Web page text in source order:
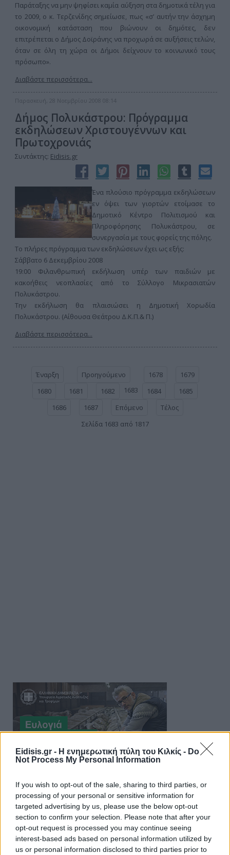
Eidisis.gr - Η ενημερωτική πύλη του Κιλκίς - Do
Not Process My Personal Information
If you wish to opt-out of the sale, sharing to third parties, or
processing of your personal or sensitive information for
targeted advertising by us, please use the below opt-out
section to confirm your selection. Please note that after your
opt-out request is processed you may continue seeing
interest-based ads based on personal information utilized by
us or personal information disclosed to third parties prior to
Παράταξης να μην ψηφίσει καμία αύξηση στα δημοτικά τέλη για
το 2009, ο κ. Τερζενίδης σημείωσε, πως «σ’ αυτήν την άσχημη
οικονομική κατάσταση που βιώνουν οι δημότες, δεν
επιτρέπεται ο Δήμος Δοϊράνης να προχωρά σε αυξήσεις τελών,
όταν σε όλη τη χώρα οι Δήμοι δείχνουν το κοινωνικό τους
πρόσωπο».
Διαβάστε περισσότερα...
Παρασκευή, 28 Νοεμβρίου 2008 08:14
Δήμος Πολυκάστρου: Πρόγραμμα
εκδηλώσεων Χριστουγέννων και
Πρωτοχρονιάς
Συντάκτης: Eidisis.gr
Ένα πλούσιο πρόγραμμα εκδηλώσεων
εν όψει των γιορτών ετοίμασε το
Δημοτικό Κέντρο Πολιτισμού και
Πληροφόρησης Πολυκάστρου, σε
συνεργασία με τους φορείς της πόλης.
Το πλήρες πρόγραμμα των εκδηλώσεων έχει ως εξής:
Σάββατο 6 Δεκεμβρίου 2008
19:00 Φιλανθρωπική εκδήλωση υπέρ των παιδιών με
κακοήθεις νεοπλασίες από το Σύλλογο Μικρασιατών
Πολυκάστρου.
Την εκδήλωση θα πλαισιώσει η Δημοτική Χορωδία
Πολυκάστρου. (Αίθουσα Θεάτρου Δ.Κ.Π.& Π.)
Διαβάστε περισσότερα...
Έναρξη Προηγούμενο 1678
1679
1680
1681 1682 1683 1684
1685
1686
1687 Επόμενο
Τέλος
Σελίδα 1683 από 1817